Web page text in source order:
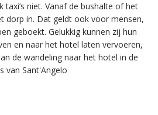
niet. Vanaf de bushalte of het
dorp in. Dat geldt ook voor mensen,
geboekt. Gelukkig kunnen zij hun
en naar het hotel laten vervoeren,
de wandeling naar het hotel in de